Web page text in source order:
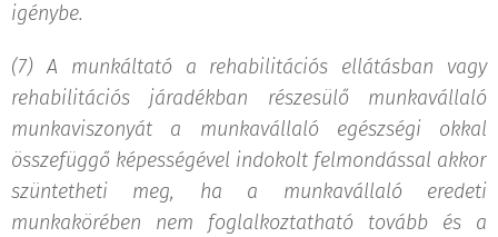
igénybe.
(7) A munkáltató a rehabilitációs ellátásban vagy
rehabilitációs járadékban részesülő munkavállaló
munkaviszonyát a munkavállaló egészségi okkal
összefüggő képességével indokolt felmondással akkor
szüntetheti meg, ha a munkavállaló eredeti
munkakörében nem foglalkoztatható tovább és a